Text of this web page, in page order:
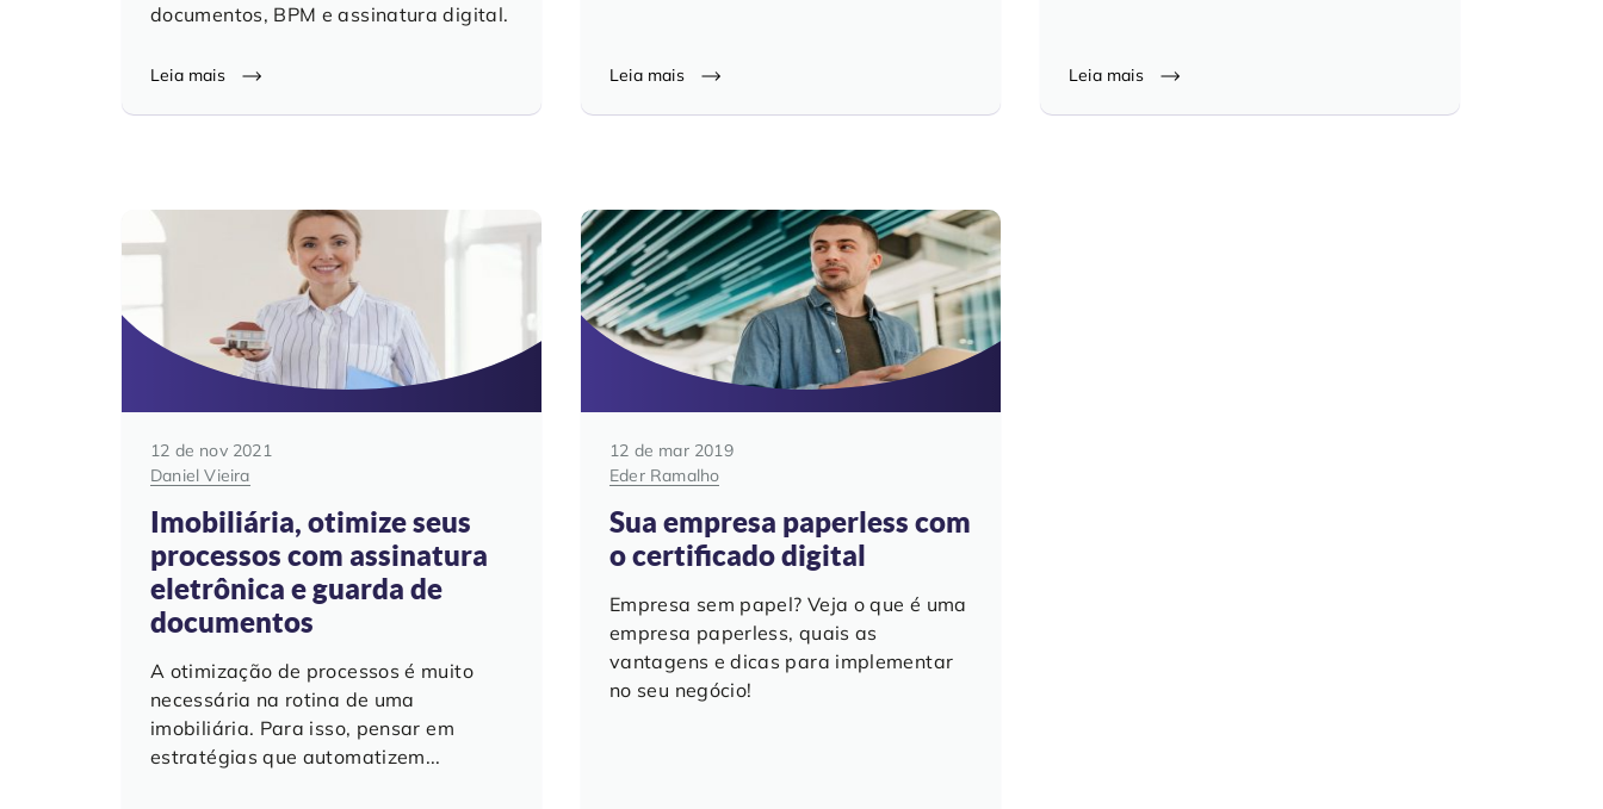
documentos, BPM e assinatura digital.
Leia mais Leia mais Leia mais
12 de nov 2021
Daniel Vieira
Imobiliária, otimize seus
processos com assinatura
eletrônica e guarda de
documentos
A otimização de processos é muito
necessária na rotina de uma
imobiliária. Para isso, pensar em
estratégias que automatizem...
12 de mar 2019
Eder Ramalho
Sua empresa paperless com
o certificado digital
Empresa sem papel? Veja o que é uma
empresa paperless, quais as
vantagens e dicas para implementar
no seu negócio!